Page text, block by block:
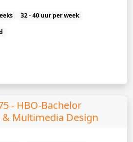
32 - 40 uur per week
- HBO-Bachelor
Multimedia Design